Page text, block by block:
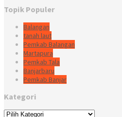
Topik Populer
Balangan
tanah laut
Pemkab Balangan
Martapura
Pemkab Tala
Banjarbaru
Pemkab Banjar
Kategori
Kategori